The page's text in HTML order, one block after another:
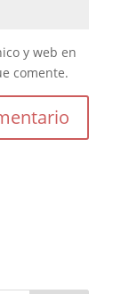
y web en
comente.